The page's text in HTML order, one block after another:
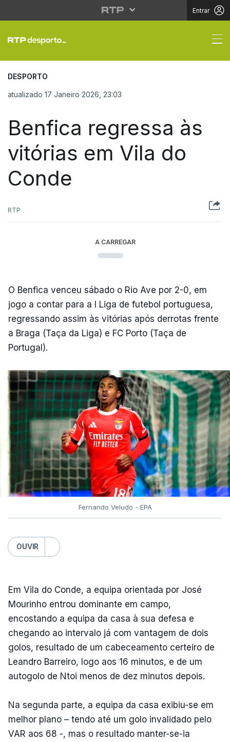
Entrar
Benfica regressa às
DESPORTO
atualizado 17 Janeiro 2026, 23:03
Benfica regressa às
vitórias em Vila do
Conde
RTP
A CARREGAR
O Benfica venceu sábado o Rio Ave por 2-0, em
jogo a contar para a I Liga de futebol portuguesa,
regressando assim às vitórias após derrotas frente
a Braga (Taça da Liga) e FC Porto (Taça de
Portugal).
Fernando Veludo - EPA
OUVIR
Em Vila do Conde, a equipa orientada por José
Mourinho entrou dominante em campo,
encostando a equipa da casa à sua defesa e
chegando ao intervalo já com vantagem de dois
golos, resultado de um cabeceamento certeiro de
Leandro Barreiro, logo aos 16 minutos, e de um
autogolo de Ntoi menos de dez minutos depois.
Na segunda parte, a equipa da casa exibiu-se em
melhor plano – tendo até um golo invalidado pelo
VAR aos 68 -, mas o resultado manter-se-ia